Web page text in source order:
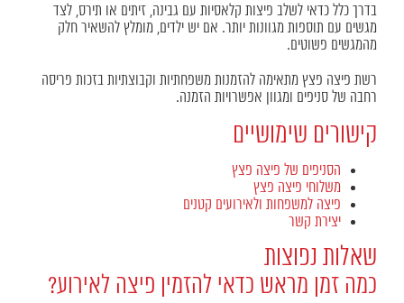
בדרך כלל כדאי לשלב פיצות קלאסיות עם גבינה, זיתים או תירס, לצד
מגשים עם תוספות מגוונות יותר. אם יש ילדים, מומלץ להשאיר חלק
מהמגשים פשוטים.
רשת פיצה פצץ מתאימה להזמנות משפחתיות וקבוצתיות בזכות פריסה
רחבה של סניפים ומגוון אפשרויות הזמנה.
קישורים שימושיים
הסניפים של פיצה פצץ
משלוחי פיצה פצץ
פיצה למשפחות ולאירועים קטנים
יצירת קשר
שאלות נפוצות
כמה זמן מראש כדאי להזמין פיצה לאירוע?